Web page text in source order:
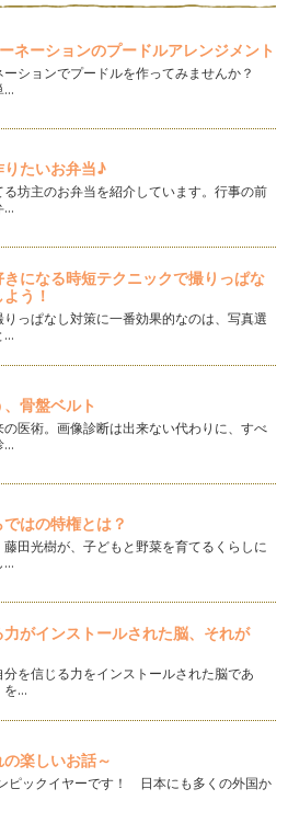
方が変わる！
ング）・K（キッチン）は家の中心
配置によ…
をつけたいこと
ていると、街を歩いていて「いい
たりするもの…
を経験すると、住んで初めて分かる
一戸建てで…
ハウスメーカーなどが大規模開発し
する機会が…
から始めたらいい？
は欲しいと思っているけれど、「い
、住宅の用…
住み心地
出してもらうと、ほとんどの方が
られます。最…
いい？
ルームがあるけど、中古マンション
ったことは…
は
、今の住まいに満足していないか
も…
らしたい！
ット飼育がよい理由として「生活に
る」と答え…
お金がある！
モデルルームや現地を見学したあと
らうことが…
ネーションのプードルアレンジメント
ーションでプードルを作ってみませんか？
…
たいお弁当♪
坊主のお弁当を紹介しています。行事の前
…
になる時短テクニックで撮りっぱな
う！
っぱなし対策に一番効果的なのは、写真選
…
骨盤ベルト
医術。画像診断は出来ない代わりに、すべ
…
はの特権とは？
田光樹が、子どもと野菜を育てるくらしに
…
力がインストールされた脳、それが
を信じる力をインストールされた脳であ
を…
の楽しいお話～
ピックイヤーです！ 日本にも多くの外国か